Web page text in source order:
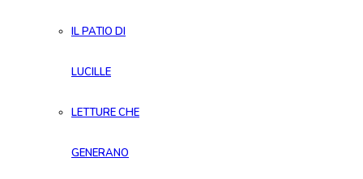
IL PATIO DI
LUCILLE
LETTURE CHE
GENERANO